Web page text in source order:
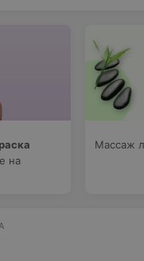
на
Массаж